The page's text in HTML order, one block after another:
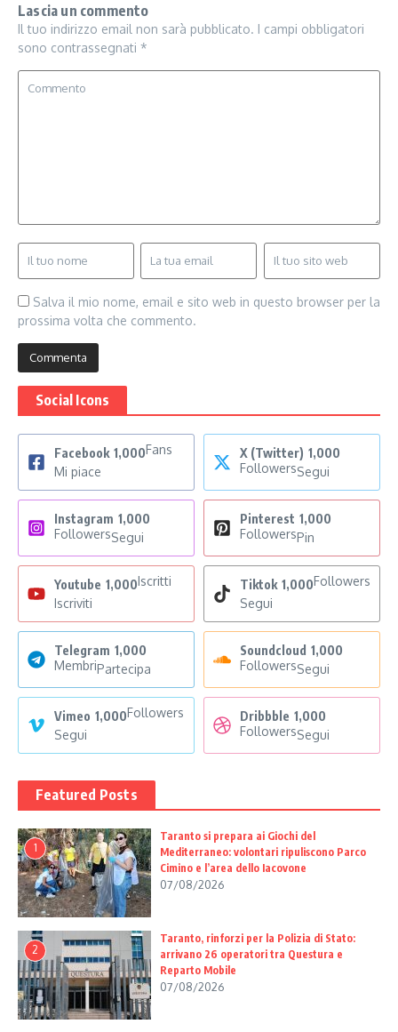
Lascia un commento
Il tuo indirizzo email non sarà pubblicato. I campi obbligatori
sono contrassegnati *
Salva il mio nome, email e sito web in questo browser per la
prossima volta che commento.
Social Icons
Facebook 1,000Fans
Mi piace
X (Twitter) 1,000
FollowersSegui
Instagram 1,000
FollowersSegui
Pinterest 1,000
FollowersPin
Youtube 1,000Iscritti
Iscriviti
Tiktok 1,000Followers
Segui
Telegram 1,000
MembriPartecipa
Soundcloud 1,000
FollowersSegui
Vimeo 1,000Followers
Segui
Dribbble 1,000
FollowersSegui
Featured Posts
1
Taranto si prepara ai Giochi del
Mediterraneo: volontari ripuliscono Parco
Cimino e l’area dello Iacovone
07/08/2026
2
Taranto, rinforzi per la Polizia di Stato:
arrivano 26 operatori tra Questura e
Reparto Mobile
07/08/2026